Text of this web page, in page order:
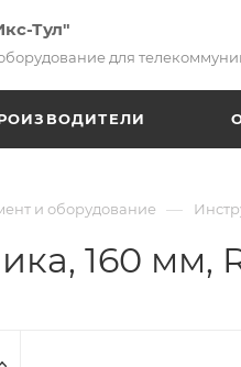
Тул"
для
и оборудование —
160 мм,